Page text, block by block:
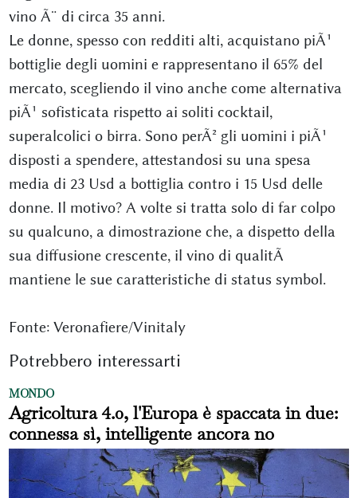
vino Ã¨ di circa 35 anni.
Le donne, spesso con redditi alti, acquistano piÃ¹
bottiglie degli uomini e rappresentano il 65% del
mercato, scegliendo il vino anche come alternativa
piÃ¹ sofisticata rispetto ai soliti cocktail,
superalcolici o birra. Sono perÃ² gli uomini i piÃ¹
disposti a spendere, attestandosi su una spesa
media di 23 Usd a bottiglia contro i 15 Usd delle
donne. Il motivo? A volte si tratta solo di far colpo
su qualcuno, a dimostrazione che, a dispetto della
sua diffusione crescente, il vino di qualitÃ
mantiene le sue caratteristiche di status symbol.
Fonte: Veronafiere/Vinitaly
Potrebbero interessarti
MONDO
Agricoltura 4.0, l'Europa è spaccata in due:
connessa sì, intelligente ancora no